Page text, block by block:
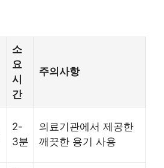
소
요
시
간
주의사항
2-
3분
의료기관에서 제공한
깨끗한 용기 사용